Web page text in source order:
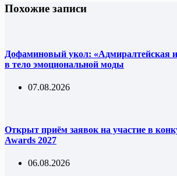
Похожие записи
Дофаминовый укол: «Адмиралтейская
в тело эмоциональной моды
07.08.2026
Открыт приём заявок на участие в
Awards 2027
06.08.2026